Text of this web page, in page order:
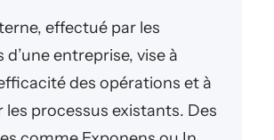
effectué par les
d’une entreprise, vise à
des opérations et à
les processus existants. Des